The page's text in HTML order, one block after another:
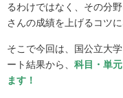
るわけではなく、その分
さんの成績を上げるコツに
そこで今回は、
国公立大
ート結果から、 科目・単
ます！